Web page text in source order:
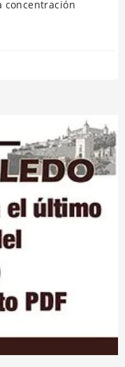
concentración